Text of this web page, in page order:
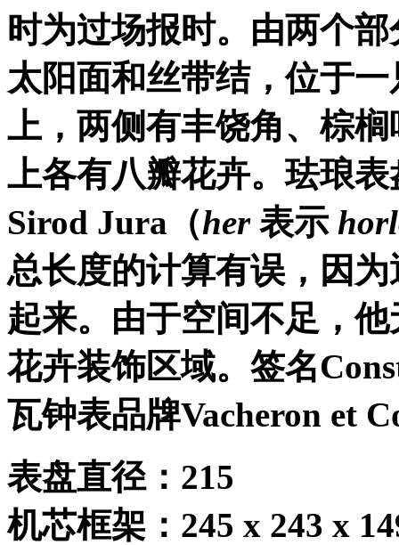
时为过场报时。由两个
太阳面和丝带结，位于
上，两侧有丰饶角、棕
上各有八瓣花卉。珐琅
Sirod Jura （her 表示
总长度的计算有误，因为
起来。由于空间不足，
花卉装饰区域。签名
瓦钟表品牌Vacheron et
表盘直径： 215
机芯框架： 245 x 243 x